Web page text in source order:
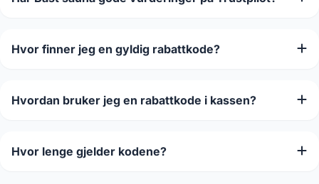
Hvor finner jeg en gyldig rabattkode?
Hvordan bruker jeg en rabattkode i kassen?
Hvor lenge gjelder kodene?